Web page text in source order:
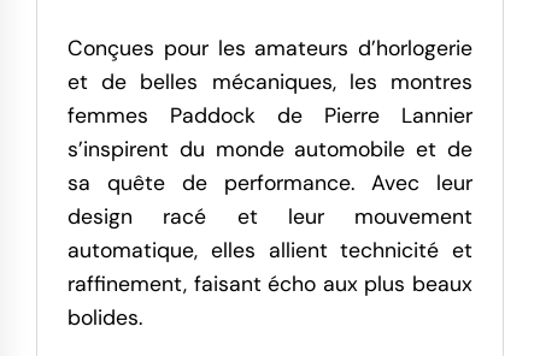
Conçues pour les amateurs d’horlogerie
et de belles mécaniques, les montres
femmes Paddock de Pierre Lannier
s’inspirent du monde automobile et de
sa quête de performance. Avec leur
design racé et leur mouvement
automatique, elles allient technicité et
raffinement, faisant écho aux plus beaux
bolides.